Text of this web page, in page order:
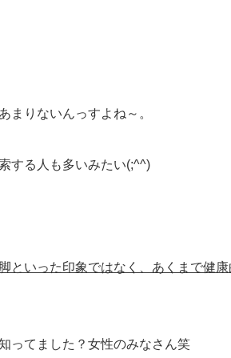
まりないんっすよね～。
する人も多いみたい(;^^)
といった印象ではなく、あくまで健康
ってました？女性のみなさん笑